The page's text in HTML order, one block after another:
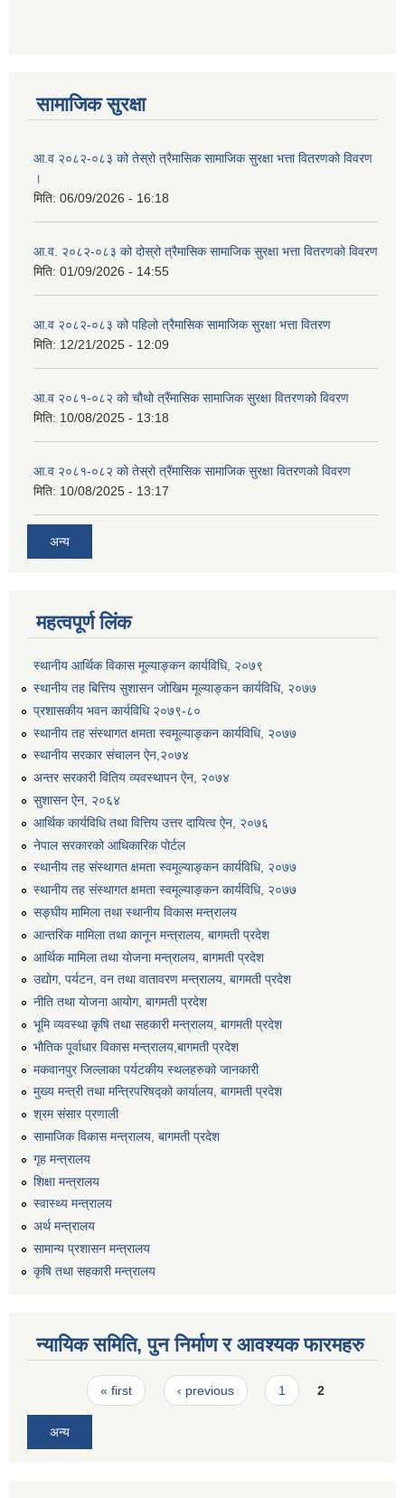
सामाजिक सुरक्षा
आ.व २०८२-०८३ को तेस्रो त्रैमासिक सामाजिक सुरक्षा भत्ता वितरणको विवरण
।
मिति: 06/09/2026 - 16:18
आ.व. २०८२-०८३ को दोस्रो त्रैमासिक सामाजिक सुरक्षा भत्ता वितरणको विवरण
मिति: 01/09/2026 - 14:55
आ.व २०८२-०८३ को पहिलो त्रैमासिक सामाजिक सुरक्षा भत्ता वितरण
मिति: 12/21/2025 - 12:09
आ.व २०८१-०८२ को चौथो त्रैंमासिक सामाजिक सुरक्षा वितरणको विवरण
मिति: 10/08/2025 - 13:18
आ.व २०८१-०८२ को तेस्रो त्रैंमासिक सामाजिक सुरक्षा वितरणको विवरण
मिति: 10/08/2025 - 13:17
अन्य
महत्वपूर्ण लिंक
स्थानीय आर्थिक विकास मूल्याङ्कन कार्यविधि, २०७९
स्थानीय तह बित्तिय सुशासन जोखिम मूल्याङ्कन कार्यविधि, २०७७
प्रशासकीय भवन कार्यविधि २०७९-८०
स्थानीय तह संस्थागत क्षमता स्वमूल्याङ्कन कार्यविधि, २०७७
स्थानीय सरकार संचालन ऐन,२०७४
अन्तर सरकारी वितिय व्यवस्थापन ऐन, २०७४
सुशासन ऐन, २०६४
आर्थिक कार्यविधि तथा वित्तिय उत्तर दायित्व ऐन, २०७६
नेपाल सरकारको आधिकारिक पोर्टल
स्थानीय तह संस्थागत क्षमता स्वमूल्याङ्कन कार्यविधि, २०७७
स्थानीय तह संस्थागत क्षमता स्वमूल्याङ्कन कार्यविधि, २०७७
सङ्घीय मामिला तथा स्थानीय विकास मन्त्रालय
आन्तरिक मामिला तथा कानून मन्त्रालय, बागमती प्रदेश
आर्थिक मामिला तथा योजना मन्त्रालय, बागमती प्रदेश
उद्योग, पर्यटन, वन तथा वातावरण मन्त्रालय, बागमती प्रदेश
नीति तथा योजना आयोग, बागमती प्रदेश
भूमि व्यवस्था कृषि तथा सहकारी मन्त्रालय, बागमती प्रदेश
भौतिक पूर्वाधार विकास मन्त्रालय,बागमती प्रदेश
मकवानपुर जिल्लाका पर्यटकीय स्थलहरुको जानकारी
मुख्य मन्त्री तथा मन्त्रिपरिषद्को कार्यालय, बागमती प्रदेश
श्रम संसार प्रणाली
सामाजिक विकास मन्त्रालय, बागमती प्रदेश
गृह मन्त्रालय
शिक्षा मन्त्रालय
स्वास्थ्य मन्त्रालय
अर्थ मन्त्रालय
सामान्य प्रशासन मन्त्रालय
कृषि तथा सहकारी मन्त्रालय
न्यायिक समिति, पुन निर्माण र आवश्यक फारमहरु
Pages« first ‹ previous 1 2
अन्य